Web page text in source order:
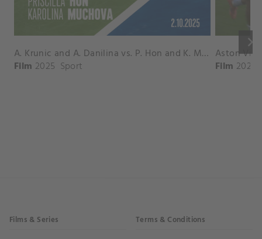
keyboard_arrow_right
A. Krunic and A. Danilina vs. P. Hon and K. Muchova Match Highlights - BEIJING_Capital Group Diamond ( October 02, 2025)
Film 2025 Sport Film 2026
Films & Series Terms & Conditions